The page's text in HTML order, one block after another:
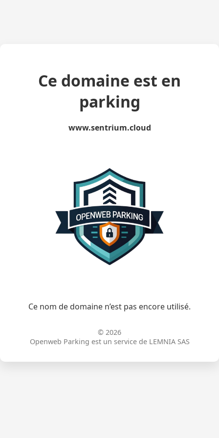
Ce domaine est en
parking
www.sentrium.cloud
Ce nom de domaine n’est pas encore utilisé.
© 2026
Openweb Parking est un service de LEMNIA SAS